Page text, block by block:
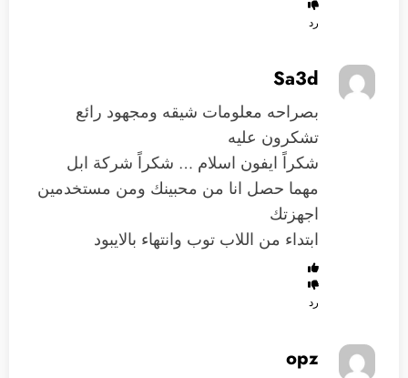
رد
Sa3d
بصراحه معلومات شيقه ومجهود رائع
تشكرون عليه
شكراً ايفون اسلام … شكراً شركة ابل
مهما حصل انا من محبينك ومن مستخدمين
اجهزتك
ابتداء من اللاب توب وانتهاء بالايبود
رد
opz